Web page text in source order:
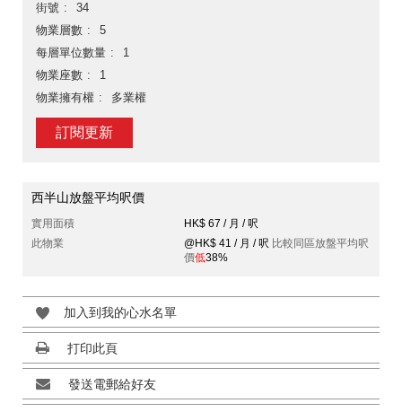
街號
34
物業層數
5
每層單位數量
1
物業座數
1
物業擁有權
多業權
訂閱更新
西半山放盤平均呎價
實用面積
HK$ 67 / 月 / 呎
此物業
@HK$ 41 / 月 / 呎 比較同區放盤平均呎
價低38%
加入到我的心水名單
打印此頁
發送電郵給好友